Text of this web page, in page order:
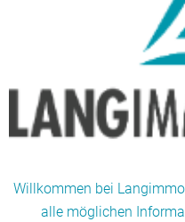
Willkommen bei
alle möglichen